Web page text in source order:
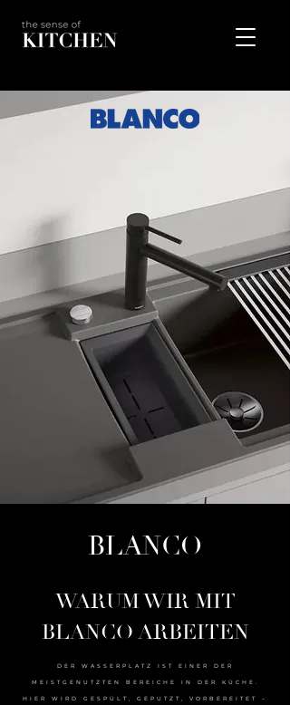
BLANCO
WARUM WIR MIT
BLANCO ARBEITEN
DER WASSERPLATZ IST EINER DER
MEISTGENUTZTEN BEREICHE IN DER KÜCHE.
HIER WIRD GESPÜLT, GEPUTZT, VORBEREITET –